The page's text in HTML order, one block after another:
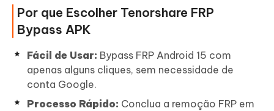
Por que Escolher Tenorshare FRP
Bypass APK
Fácil de Usar: Bypass FRP Android 15 com
apenas alguns cliques, sem necessidade de
conta Google.
Processo Rápido: Conclua a remoção FRP em